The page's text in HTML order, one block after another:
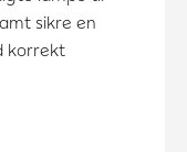
sikre en
korrekt